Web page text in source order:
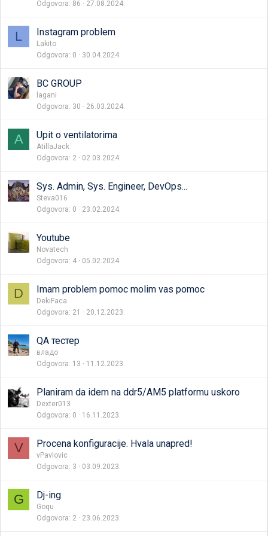
Odgovora 86 27.08.2024.
L Instagram problem
Lakito
Odgovora 0 30.04.2024.
BC GROUP
lagani
Odgovora 30 26.03.2024.
A Upit o ventilatorima
AtillaJack
Odgovora 2 02.03.2024.
Sys. Admin, Sys. Engineer, DevOps...
Steva016
Odgovora 0 23.02.2024.
Youtube
Novatech
Odgovora 4 05.02.2024.
D Imam problem pomoc molim vas pomoc
DekiFaca
Odgovora 21 20.12.2023.
QA тестер
владо
Odgovora 13 11.12.2023.
Planiram da idem na ddr5/AM5 platformu uskoro
Dexter013
Odgovora 0 16.11.2023.
V Procena konfiguracije. Hvala unapred!
vPavlovic
Odgovora 3 03.09.2023.
G Dj-ing
Goqu
Odgovora 2 23.06.2023.